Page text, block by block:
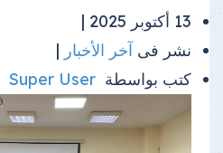
13 أكتوبر 2025 |
نشر فى آخر الأخبار |
كتب بواسطة Super User